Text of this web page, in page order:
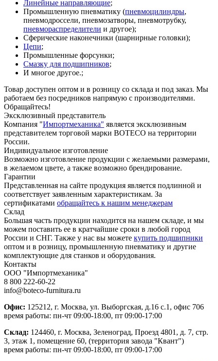
Линейные направляющие;
Промышленную пневматику (пневмоцилиндры,
пневмодроссели, пневмозатворы, пневмотрубку,
пневмораспределители и другое);
Сферические наконечники (шарнирные головки);
Цепи;
Промышленные форсунки;
Смазку для подшипников;
И многое другое.;
Товар доступен оптом и в розницу со склада и под заказ. Мы
работаем без посредников напрямую с производителями.
Обращайтесь!
Эксклюзивный представитель
Компания "Импортмеханика" является эксклюзивным
представителем торговой марки BOTECO на территории
России.
Индивидуальное изготовление
Возможно изготовление продукции с желаемыми размерами,
в желаемом цвете, а также возможно брендирование.
Гарантии
Представленная на сайте продукция является подлинной и
соответствует заявленным характеристикам. За
сертификатами обращайтесь к нашим менеджерам
Склад
Большая часть продукции находится на нашем складе, и мы
можем поставить ее в кратчайшие сроки в любой город
России и СНГ. Также у нас вы можете купить подшипники
оптом и в розницу, промышленную пневматику и другие
комплектующие для станков и оборудования.
Контакты
ООО "Импортмеханика"
8 800 222-60-22
info@boteco-furnitura.ru
Офис: 125212, г. Москва, ул. Выборгская, д.16 с.1, офис 706
время работы: пн-чт 09:00-18:00, пт 09:00-17:00
Склад: 124460, г. Москва, Зеленоград, Проезд 4801, д. 7, стр.
3, этаж 1, помещение 60, (территория завода "Квант")
время работы: пн-чт 09:00-18:00, пт 09:00-17:00